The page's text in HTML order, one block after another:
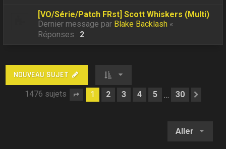
[VO/Série/Patch FRst] Scott Whiskers (Multi)
Dernier message par Blake Backlash «
Réponses : 2
NOUVEAU SUJET
1476 sujets Page 1sur30
1 2 3 4 5 … 30
Aller